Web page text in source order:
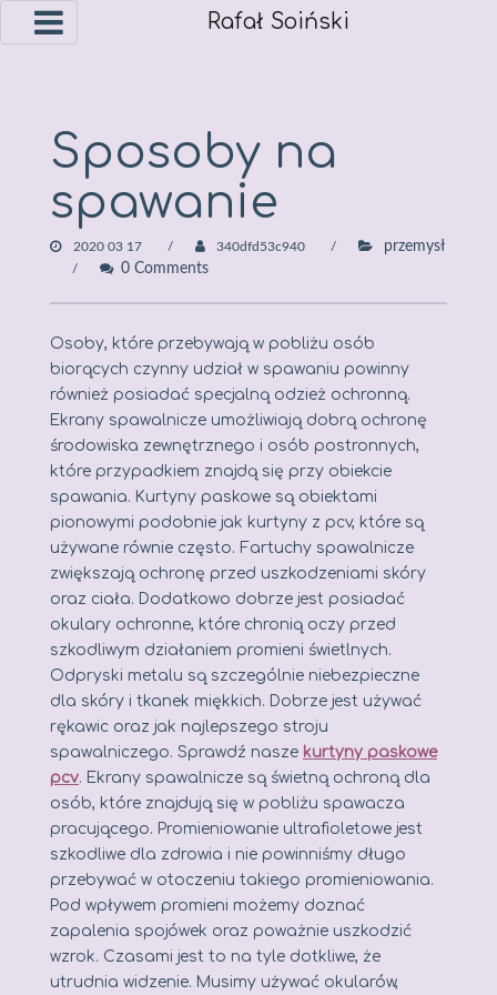
Rafał Soiński
Sposoby na
spawanie
2020 03 17 340dfd53c940
przemysł
0 Comments
Osoby, które przebywają w pobliżu osób
biorących czynny udział w spawaniu powinny
również posiadać specjalną odzież ochronną.
Ekrany spawalnicze umożliwiają dobrą ochronę
środowiska zewnętrznego i osób postronnych,
które przypadkiem znajdą się przy obiekcie
spawania. Kurtyny paskowe są obiektami
pionowymi podobnie jak kurtyny z pcv, które są
używane równie często. Fartuchy spawalnicze
zwiększają ochronę przed uszkodzeniami skóry
oraz ciała. Dodatkowo dobrze jest posiadać
okulary ochronne, które chronią oczy przed
szkodliwym działaniem promieni świetlnych.
Odpryski metalu są szczególnie niebezpieczne
dla skóry i tkanek miękkich. Dobrze jest używać
rękawic oraz jak najlepszego stroju
spawalniczego. Sprawdź nasze kurtyny paskowe
pcv. Ekrany spawalnicze są świetną ochroną dla
osób, które znajdują się w pobliżu spawacza
pracującego. Promieniowanie ultrafioletowe jest
szkodliwe dla zdrowia i nie powinniśmy długo
przebywać w otoczeniu takiego promieniowania.
Pod wpływem promieni możemy doznać
zapalenia spojówek oraz poważnie uszkodzić
wzrok. Czasami jest to na tyle dotkliwe, że
utrudnia widzenie. Musimy używać okularów,